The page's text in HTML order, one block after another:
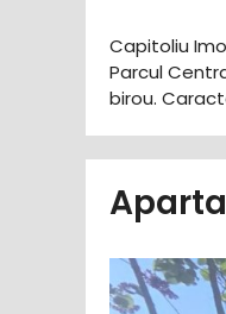
Capitoliu
Parcul
birou.